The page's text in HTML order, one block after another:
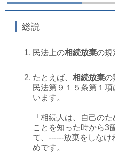
総説
民法上の相続放棄の規
たとえば、 相続放棄の
民法第９１５条第１
います。
「相続人は、自己の
ことを知った時から3
て、------放棄をしな
めです。